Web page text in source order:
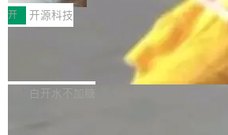
更可靠地端到端完成复杂任务，输出值得信
成果。 全球开发者都可通过千问 AI 平台获
wen3.8 的 API 服务：国内每百万 Tok...
天 MiniMax H3 从架构到许可都摆上台面
个模型，三个模块，两个开源。 H3 由三个
组成：H3-Context-IR 负责多模态指令理解
排（闭源，提供 API）；H3-Base 是核心生
型，33B 参数，负责 768p 音视频生成（开
开测试。国家超算互联网正式上线
4-Flash 正式版（DeepSeek-V4-Flash-
模型 API 调用服务和模型文件。
Flash-0731 经过大量后训练工作，智能体
大幅增强，指令遵循能力大幅增强。在多项
开 开源科技
Docker 29.7.1 现已发布，具体更新内容如
Bug fixes and enhancements 修复了一个
白开水不加糖